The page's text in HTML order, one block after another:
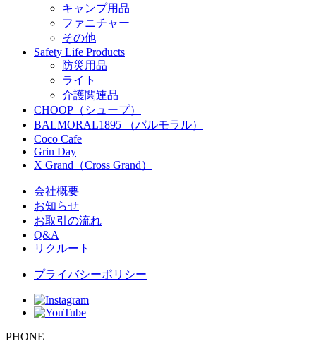
キャンプ用品
ファニチャー
その他
Safety Life Products
防災用品
ライト
介護関連品
CHOOP（シュープ）
BALMORAL1895 （バルモラル）
Coco Cafe
Grin Day
X Grand（Cross Grand）
会社概要
お知らせ
お取引の流れ
Q&A
リクルート
プライバシーポリシー
PHONE